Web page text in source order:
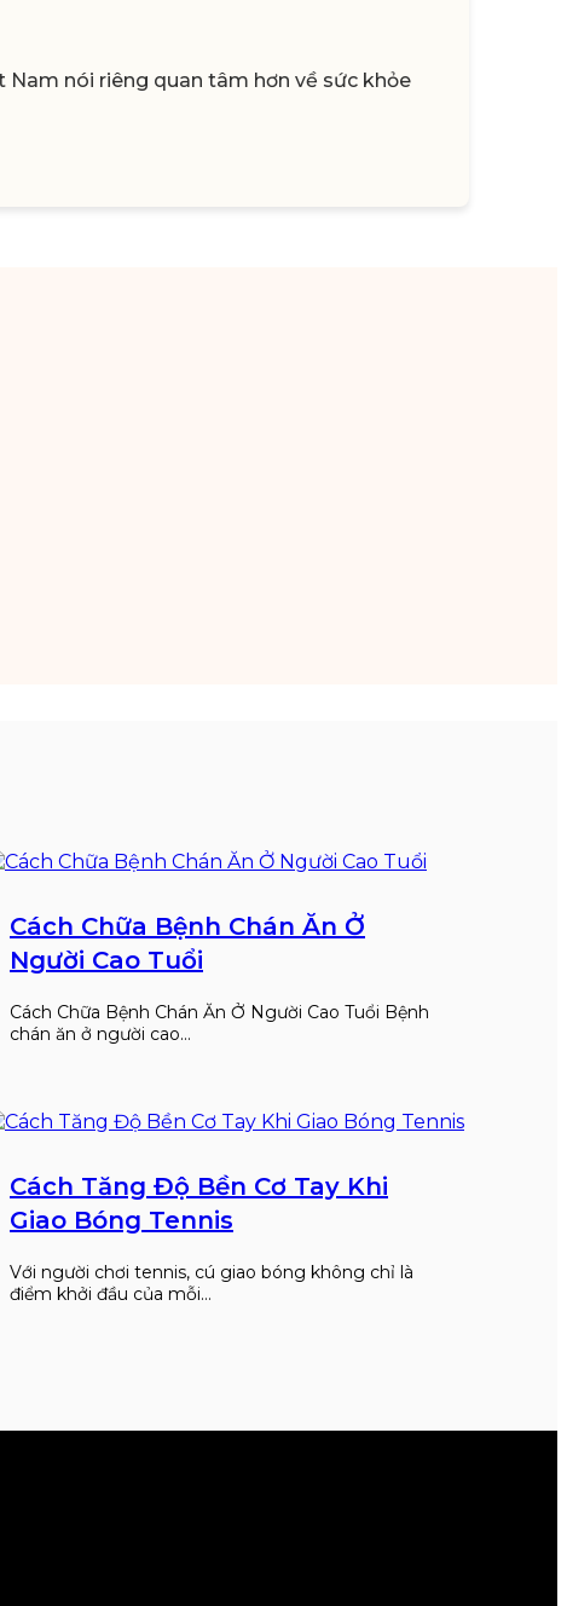
nói riêng quan tâm hơn về sức khỏe
Cách Chữa Bệnh Chán Ăn Ở
Người Cao Tuổi
Cách Chữa Bệnh Chán Ăn Ở Người Cao Tuổi Bệnh
chán ăn ở người cao…
Cách Tăng Độ Bền Cơ Tay Khi
Giao Bóng Tennis
Với người chơi tennis, cú giao bóng không chỉ là
điểm khởi đầu của mỗi…